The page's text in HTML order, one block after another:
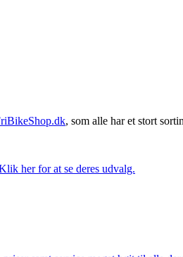
, som alle har et stort
her for at se deres udvalg.